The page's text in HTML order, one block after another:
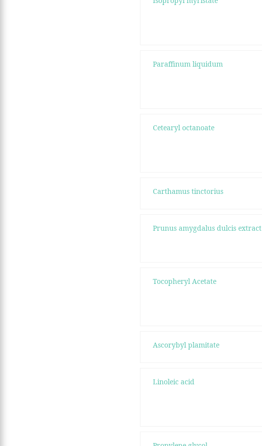
Paraffinum liquidum
Cetearyl octanoate
Carthamus tinctorius
Prunus amygdalus dulcis extract
Tocopheryl Acetate
Ascorybyl plamitate
Linoleic acid